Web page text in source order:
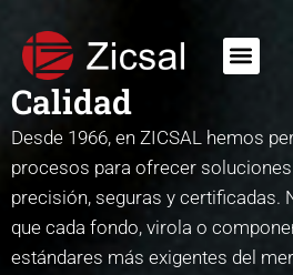
Calidad
Desde 1966, en ZICSAL hemos
procesos para ofrecer
precisión, seguras y certificadas.
que cada fondo, virola o
estándares más exigentes del